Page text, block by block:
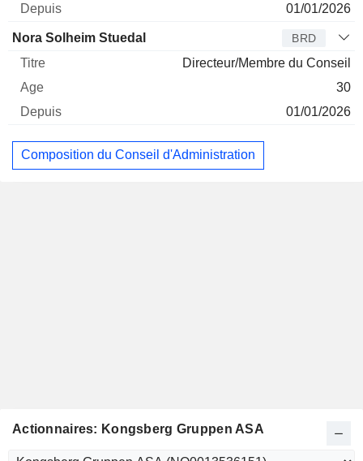
01/01/2026
Nora Solheim Stuedal BRD
Directeur/Membre du Conseil
30
01/01/2026
Composition du Conseil d'Administration
Actionnaires: Kongsberg Gruppen ASA